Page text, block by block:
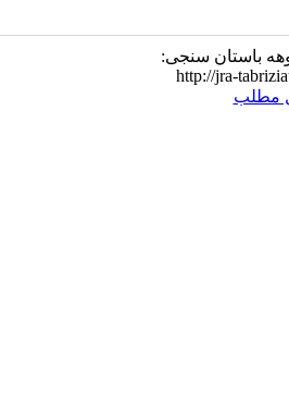
باستان سنجی:
http://jra-
مطلب